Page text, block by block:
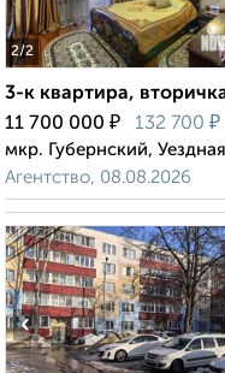
2/2
3-к квартира,
11 700 000 ₽ 132 700 ₽
мкр. Губернский,
Агентство, 08.08.2026
‹